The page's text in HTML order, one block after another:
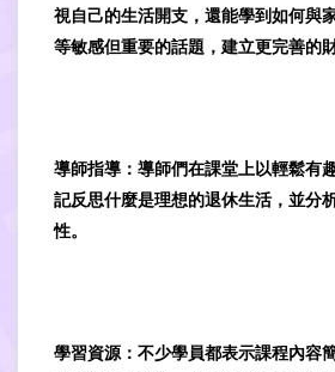
視自己的生活開支，還能學到如何與
等敏感但重要的話題，建立更完善的
導師指導：導師們在課堂上以輕鬆有
記反思什麼是理想的退休生活，並分
性。
學習資源：不少學員都表示課程內容